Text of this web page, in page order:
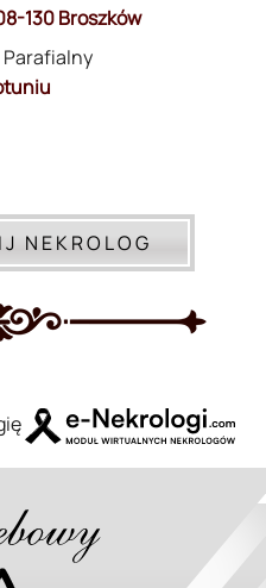
130 Broszków
Parafialny
NEKROLOG